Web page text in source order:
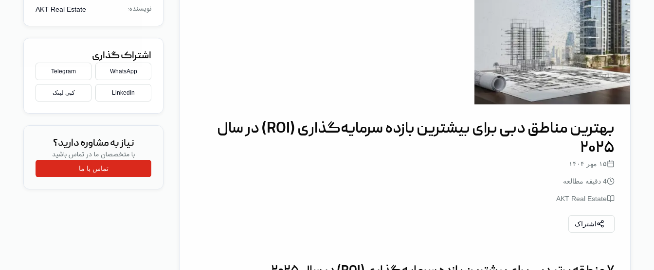
بهترین مناطق دبی برای بیشترین بازده سرمایه‌گذاری (ROI) در سال
۲۰۲۵
۱۵ مهر ۱۴۰۴
4 دقیقه مطالعه
AKT Real Estate
اشتراک
نویسنده: AKT Real Estate
اشتراک گذاری
WhatsApp
Telegram
LinkedIn کپی لینک
نیاز به مشاوره دارید؟
با متخصصان ما در تماس باشید
تماس با ما